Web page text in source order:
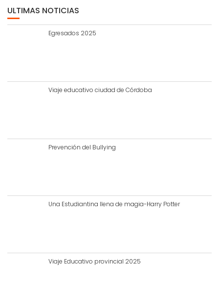
ULTIMAS NOTICIAS
Egresados 2025
Viaje educativo ciudad de Córdoba
Prevención del Bullying
Una Estudiantina llena de magia-Harry Potter
Viaje Educativo provincial 2025